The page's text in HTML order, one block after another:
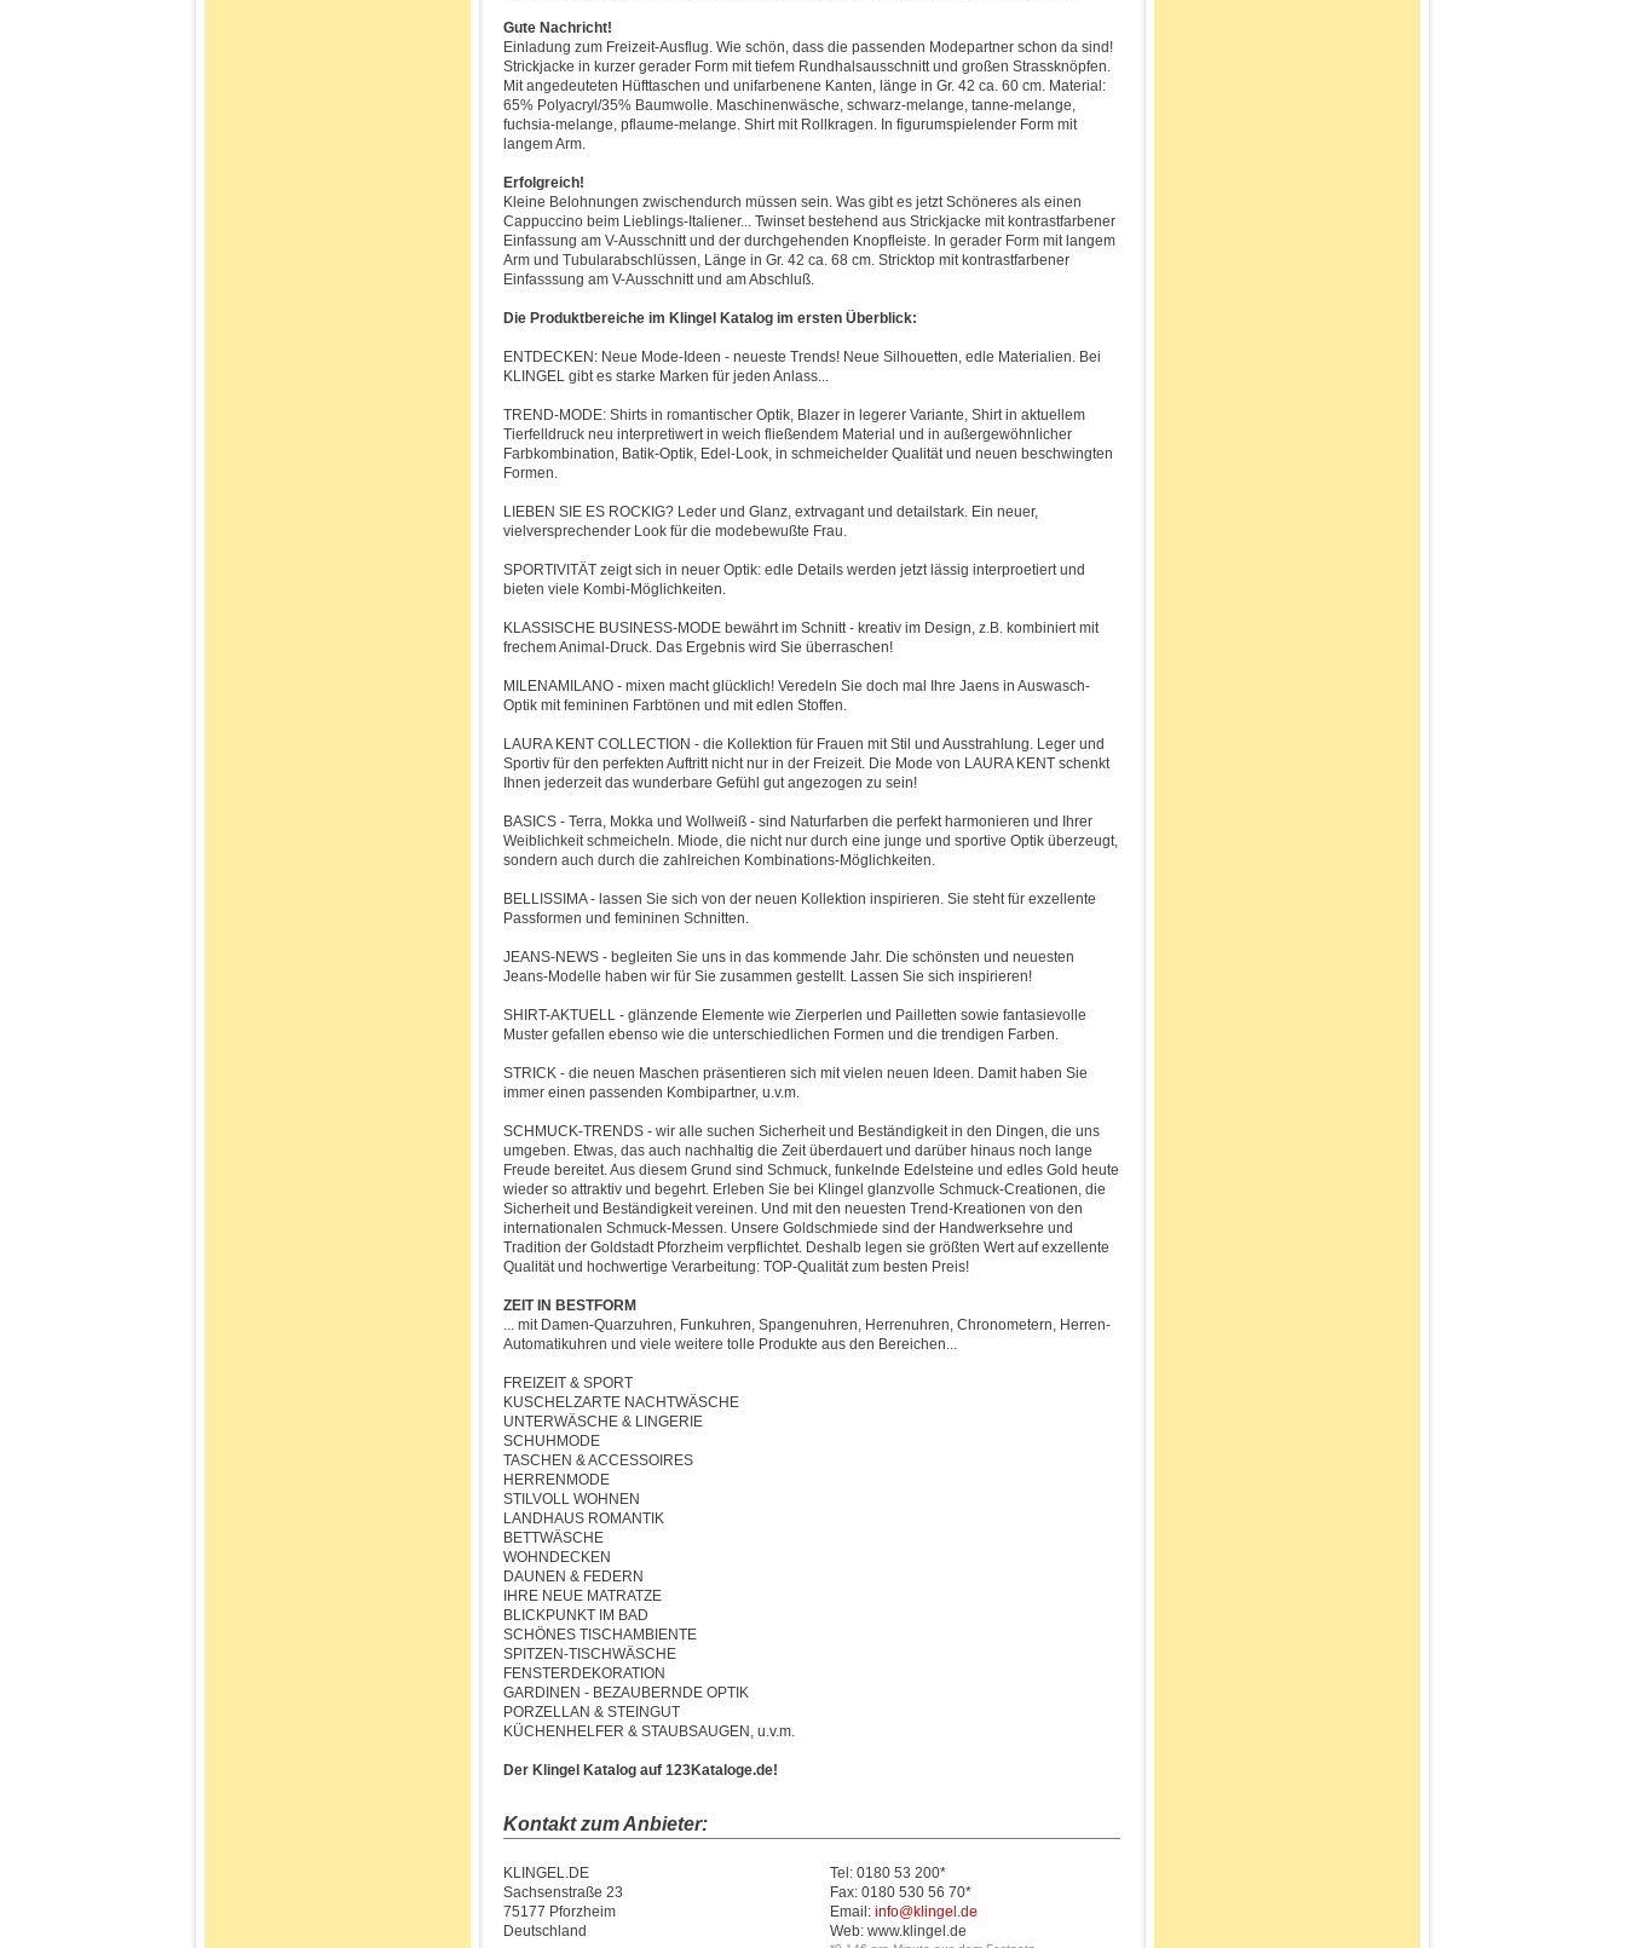
Gute Nachricht!
Einladung zum Freizeit-Ausflug. Wie schön, dass die passenden Modepartner schon da sind!
Strickjacke in kurzer gerader Form mit tiefem Rundhalsausschnitt und großen Strassknöpfen.
Mit angedeuteten Hüfttaschen und unifarbenene Kanten, länge in Gr. 42 ca. 60 cm. Material:
65% Polyacryl/35% Baumwolle. Maschinenwäsche, schwarz-melange, tanne-melange,
fuchsia-melange, pflaume-melange. Shirt mit Rollkragen. In figurumspielender Form mit
langem Arm.
Erfolgreich!
Kleine Belohnungen zwischendurch müssen sein. Was gibt es jetzt Schöneres als einen
Cappuccino beim Lieblings-Italiener... Twinset bestehend aus Strickjacke mit kontrastfarbener
Einfassung am V-Ausschnitt und der durchgehenden Knopfleiste. In gerader Form mit langem
Arm und Tubularabschlüssen, Länge in Gr. 42 ca. 68 cm. Stricktop mit kontrastfarbener
Einfasssung am V-Ausschnitt und am Abschluß.
Die Produktbereiche im Klingel Katalog im ersten Überblick:
ENTDECKEN: Neue Mode-Ideen - neueste Trends! Neue Silhouetten, edle Materialien. Bei
KLINGEL gibt es starke Marken für jeden Anlass...
TREND-MODE: Shirts in romantischer Optik, Blazer in legerer Variante, Shirt in aktuellem
Tierfelldruck neu interpretiwert in weich fließendem Material und in außergewöhnlicher
Farbkombination, Batik-Optik, Edel-Look, in schmeichelder Qualität und neuen beschwingten
Formen.
LIEBEN SIE ES ROCKIG? Leder und Glanz, extrvagant und detailstark. Ein neuer,
vielversprechender Look für die modebewußte Frau.
SPORTIVITÄT zeigt sich in neuer Optik: edle Details werden jetzt lässig interproetiert und
bieten viele Kombi-Möglichkeiten.
KLASSISCHE BUSINESS-MODE bewährt im Schnitt - kreativ im Design, z.B. kombiniert mit
frechem Animal-Druck. Das Ergebnis wird Sie überraschen!
MILENAMILANO - mixen macht glücklich! Veredeln Sie doch mal Ihre Jaens in Auswasch-
Optik mit femininen Farbtönen und mit edlen Stoffen.
LAURA KENT COLLECTION - die Kollektion für Frauen mit Stil und Ausstrahlung. Leger und
Sportiv für den perfekten Auftritt nicht nur in der Freizeit. Die Mode von LAURA KENT schenkt
Ihnen jederzeit das wunderbare Gefühl gut angezogen zu sein!
BASICS - Terra, Mokka und Wollweiß - sind Naturfarben die perfekt harmonieren und Ihrer
Weiblichkeit schmeicheln. Miode, die nicht nur durch eine junge und sportive Optik überzeugt,
sondern auch durch die zahlreichen Kombinations-Möglichkeiten.
BELLISSIMA - lassen Sie sich von der neuen Kollektion inspirieren. Sie steht für exzellente
Passformen und femininen Schnitten.
JEANS-NEWS - begleiten Sie uns in das kommende Jahr. Die schönsten und neuesten
Jeans-Modelle haben wir für Sie zusammen gestellt. Lassen Sie sich inspirieren!
SHIRT-AKTUELL - glänzende Elemente wie Zierperlen und Pailletten sowie fantasievolle
Muster gefallen ebenso wie die unterschiedlichen Formen und die trendigen Farben.
STRICK - die neuen Maschen präsentieren sich mit vielen neuen Ideen. Damit haben Sie
immer einen passenden Kombipartner, u.v.m.
SCHMUCK-TRENDS - wir alle suchen Sicherheit und Beständigkeit in den Dingen, die uns
umgeben. Etwas, das auch nachhaltig die Zeit überdauert und darüber hinaus noch lange
Freude bereitet. Aus diesem Grund sind Schmuck, funkelnde Edelsteine und edles Gold heute
wieder so attraktiv und begehrt. Erleben Sie bei Klingel glanzvolle Schmuck-Creationen, die
Sicherheit und Beständigkeit vereinen. Und mit den neuesten Trend-Kreationen von den
internationalen Schmuck-Messen. Unsere Goldschmiede sind der Handwerksehre und
Tradition der Goldstadt Pforzheim verpflichtet. Deshalb legen sie größten Wert auf exzellente
Qualität und hochwertige Verarbeitung: TOP-Qualität zum besten Preis!
ZEIT IN BESTFORM
... mit Damen-Quarzuhren, Funkuhren, Spangenuhren, Herrenuhren, Chronometern, Herren-
Automatikuhren und viele weitere tolle Produkte aus den Bereichen...
FREIZEIT & SPORT
KUSCHELZARTE NACHTWÄSCHE
UNTERWÄSCHE & LINGERIE
SCHUHMODE
TASCHEN & ACCESSOIRES
HERRENMODE
STILVOLL WOHNEN
LANDHAUS ROMANTIK
BETTWÄSCHE
WOHNDECKEN
DAUNEN & FEDERN
IHRE NEUE MATRATZE
BLICKPUNKT IM BAD
SCHÖNES TISCHAMBIENTE
SPITZEN-TISCHWÄSCHE
FENSTERDEKORATION
GARDINEN - BEZAUBERNDE OPTIK
PORZELLAN & STEINGUT
KÜCHENHELFER & STAUBSAUGEN, u.v.m.
Der Klingel Katalog auf 123Kataloge.de!
Kontakt zum Anbieter:
KLINGEL.DE
Sachsenstraße 23
75177 Pforzheim
Deutschland
Tel: 0180 53 200*
Fax: 0180 530 56 70*
Email: info@klingel.de
Web: www.klingel.de